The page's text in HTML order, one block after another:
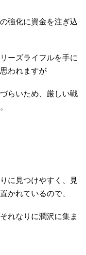
強化に資金を注ぎ込
ーズライフルを手に
われますが
らいため、厳しい戦
に見つけやすく、見
かれているので、
れなりに潤沢に集ま